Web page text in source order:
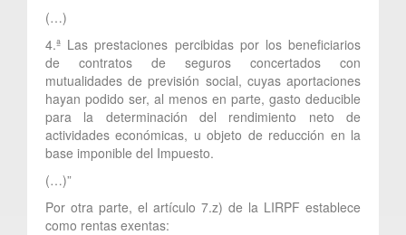
(…)
4.ª Las prestaciones percibidas por los beneficiarios
de contratos de seguros concertados con
mutualidades de previsión social, cuyas aportaciones
hayan podido ser, al menos en parte, gasto deducible
para la determinación del rendimiento neto de
actividades económicas, u objeto de reducción en la
base imponible del Impuesto.
(…)”
Por otra parte, el artículo 7.z) de la LIRPF establece
como rentas exentas: